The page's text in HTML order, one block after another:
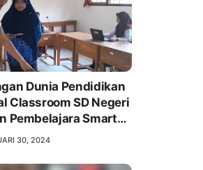
Dunia Pendidikan
Classroom SD Negeri
Pembelajara Smart
30, 2024